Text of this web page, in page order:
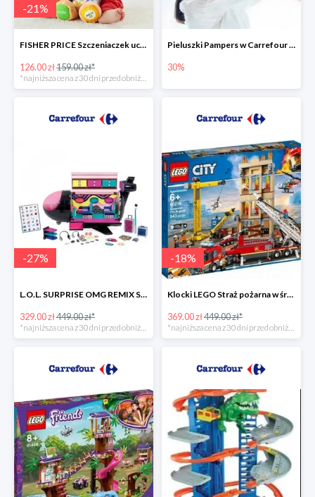
-21%
FISHER PRICE Szczeniaczek uczniaczek -21%
126.00 zł159.00 zł*
Pieluszki Pampers w Carrefour do -30%
30%
-27%
L.O.L. SURPRISE OMG REMIX Samolot -27%
329.00 zł449.00 zł*
*najniższa cena z 30 dni przed obniżką
-18%
Klocki LEGO Straż pożarna w śródmieściu -18%
369.00 zł449.00 zł*
*najniższa cena z 30 dni przed obniżką